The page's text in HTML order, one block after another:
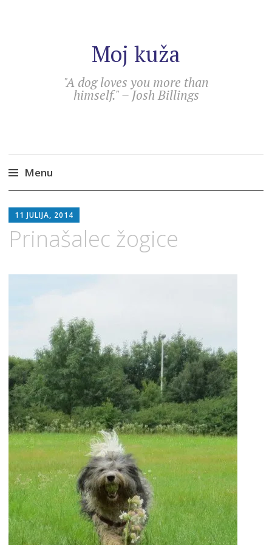
Moj kuža
"A dog loves you more than
himself." – Josh Billings
Menu
to
content
11 JULIJA, 2014
Prinašalec žogice